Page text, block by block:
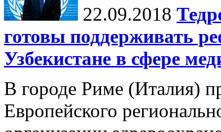
22.09.2018
готовы поддерживать
Узбекистане в сфере
В городе Риме (Италия)
Европейского